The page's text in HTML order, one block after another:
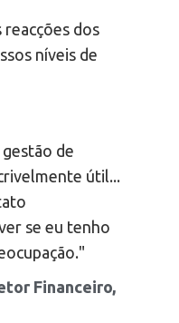
dos
níveis de
de
útil...
se eu tenho
Financeiro,